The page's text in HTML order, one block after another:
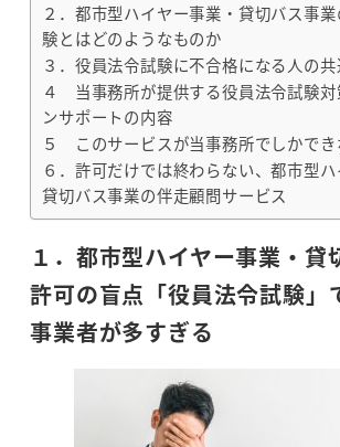
２．都市型ハイヤー事業・貸切バス事
験とはどのようなものか
３．役員法令試験に不合格になる人の共
４ 当事務所が提供する役員法令試験対
ンサポートの内容
５ このサービスが当事務所でしかでき
６．許可だけでは終わらない、都市型ハ
貸切バス事業の伴走顧問サービス
１．都市型ハイヤー事業・貸
許可の盲点「役員法令試験」
事業者が多すぎる